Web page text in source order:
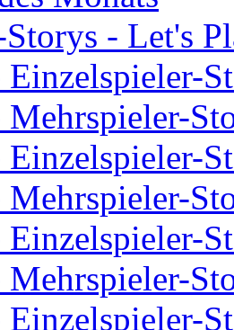
- Let's